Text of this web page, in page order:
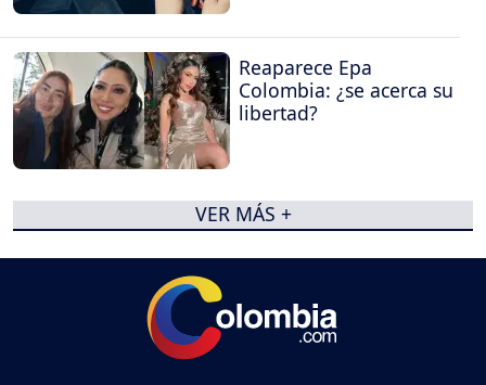
Reaparece Epa
Colombia: ¿se acerca su
libertad?
VER MÁS +